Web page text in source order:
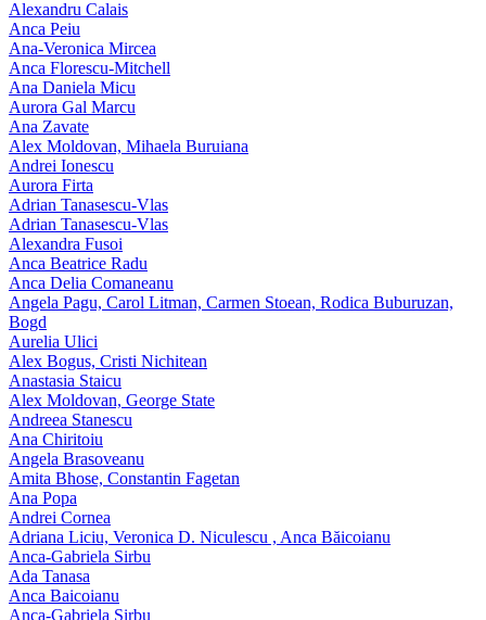
Alexandru Calais
Anca Peiu
Ana-Veronica Mircea
Anca Florescu-Mitchell
Ana Daniela Micu
Aurora Gal Marcu
Ana Zavate
Alex Moldovan, Mihaela Buruiana
Andrei Ionescu
Aurora Firta
Adrian Tanasescu‑Vlas
Adrian Tanasescu-Vlas
Alexandra Fusoi
Anca Beatrice Radu
Anca Delia Comaneanu
Angela Pagu, Carol Litman, Carmen Stoean, Rodica Buburuzan,
Bogd
Aurelia Ulici
Alex Bogus, Cristi Nichitean
Anastasia Staicu
Alex Moldovan, George State
Andreea Stanescu
Ana Chiritoiu
Angela Brasoveanu
Amita Bhose, Constantin Fagetan
Ana Popa
Andrei Cornea
Adriana Liciu, Veronica D. Niculescu , Anca Băicoianu
Anca‑Gabriela Sirbu
Ada Tanasa
Anca Baicoianu
Anca-Gabriela Sirbu